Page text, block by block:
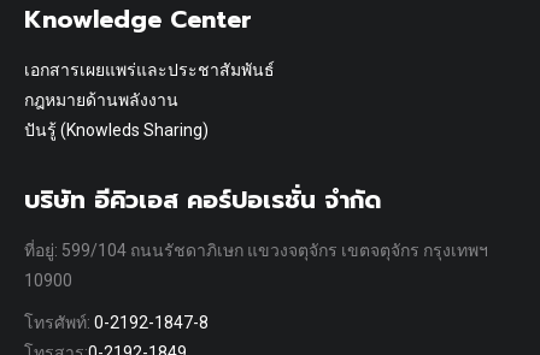
Knowledge Center
เอกสารเผยแพร่และประชาสัมพันธ์
กฎหมายด้านพลังงาน
ปันรู้ (Knowleds Sharing)
บริษัท อีคิวเอส คอร์ปอเรชั่น จำกัด
ที่อยู่: 599/104 ถนนรัชดาภิเษก แขวงจตุจักร เขตจตุจักร กรุงเทพฯ
10900
โทรศัพท์: 0-2192-1847-8